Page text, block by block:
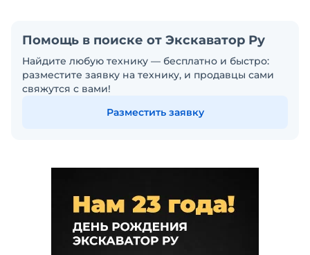
Помощь в поиске от Экскаватор Ру
Найдите любую технику — бесплатно и быстро:
разместите заявку на технику, и продавцы сами
свяжутся с вами!
Разместить заявку